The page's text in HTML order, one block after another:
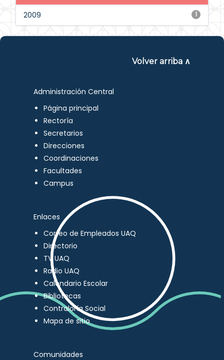
1
2009
Volver arriba ∧
Administración Central
Página principal
Rectoría
Secretarios
Direcciones
Coordinaciones
Facultades
Campus
Enlaces
Correo de Empleados UAQ
Directorio
TV UAQ
Radio UAQ
Calendario Escolar
Bibliotecas
Contraloría Social
Mapa de sitio
Comunidades